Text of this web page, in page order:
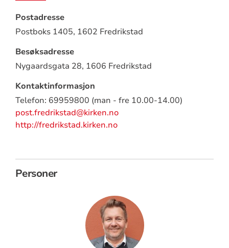
Postadresse
Postboks 1405, 1602 Fredrikstad
Besøksadresse
Nygaardsgata 28, 1606 Fredrikstad
Kontaktinformasjon
Telefon: 69959800 (man - fre 10.00-14.00)
post.fredrikstad@kirken.no
http://fredrikstad.kirken.no
Personer